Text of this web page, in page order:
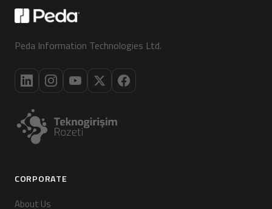
Peda Information Technologies Ltd.
CORPORATE
About Us